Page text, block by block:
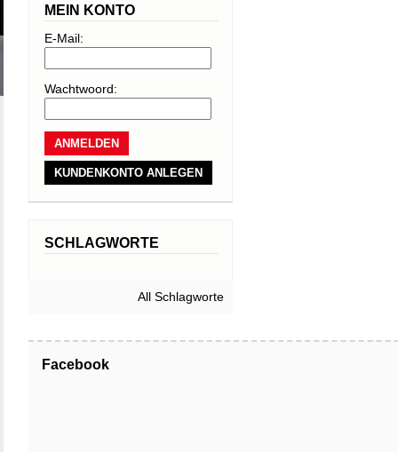
MEIN KONTO
E-Mail:
Wachtwoord:
KUNDENKONTO ANLEGEN
SCHLAGWORTE
All Schlagworte
Facebook